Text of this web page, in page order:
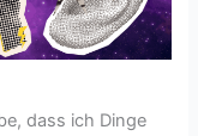
dass ich Dinge